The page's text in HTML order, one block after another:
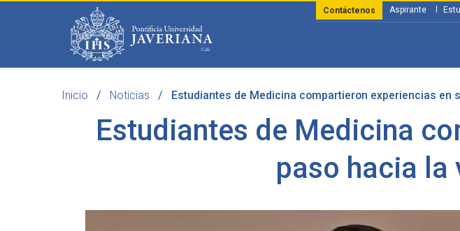
Aspirante
Contáctenos
Inicio Noticias Estudiantes de Medicina compartieron experiencias en
Estudiantes de Medicina
paso hacia la